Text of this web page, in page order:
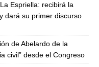
Espriella: recibirá la
dará su primer discurso
de Abelardo de la
civil” desde el Congreso